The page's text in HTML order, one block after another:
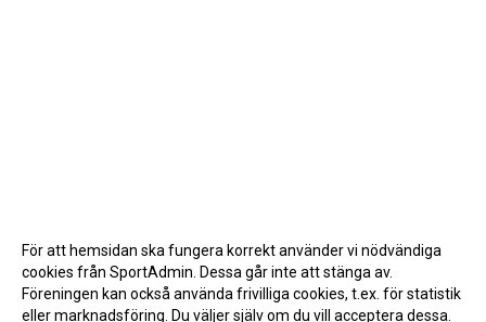
För att hemsidan ska fungera korrekt använder vi nödvändiga
cookies från SportAdmin. Dessa går inte att stänga av.
Föreningen kan också använda frivilliga cookies, t.ex. för statistik
eller marknadsföring. Du väljer själv om du vill acceptera dessa.